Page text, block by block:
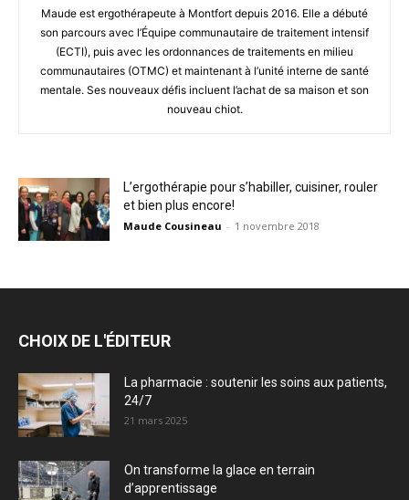
Maude est ergothérapeute à Montfort depuis 2016. Elle a débuté
son parcours avec l’Équipe communautaire de traitement intensif
(ECTI), puis avec les ordonnances de traitements en milieu
communautaires (OTMC) et maintenant à l’unité interne de santé
mentale. Ses nouveaux défis incluent l’achat de sa maison et son
nouveau chiot.
L’ergothérapie pour s’habiller, cuisiner, rouler
et bien plus encore!
Maude Cousineau - 1 novembre 2018
CHOIX DE L'ÉDITEUR
La pharmacie : soutenir les soins aux patients,
24/7
21 mars 2025
On transforme la glace en terrain
d’apprentissage